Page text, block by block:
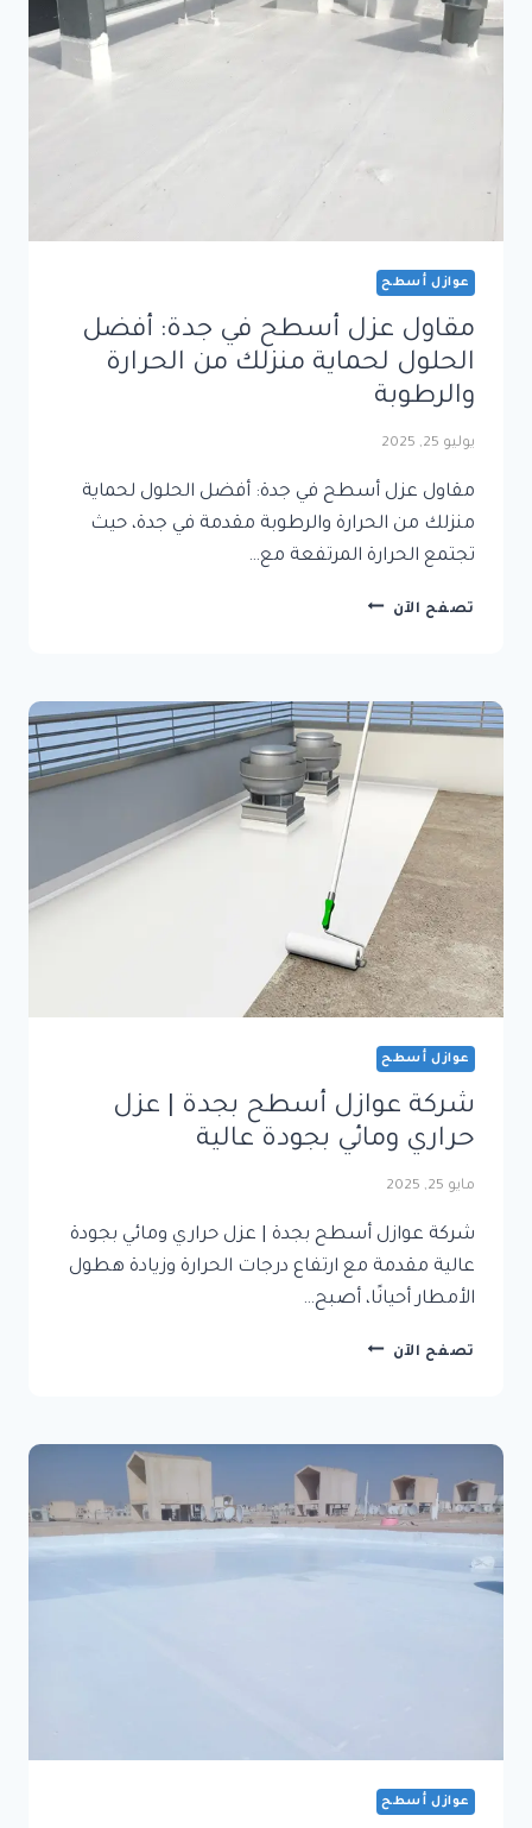
المباني
عوازل أسطح
مقاول عزل أسطح في جدة: أفضل
الحلول لحماية منزلك من الحرارة
والرطوبة
يوليو 25, 2025
مقاول عزل أسطح في جدة: أفضل الحلول لحماية
منزلك من الحرارة والرطوبة مقدمة في جدة، حيث
تجتمع الحرارة المرتفعة مع…
تصفح الآن مقاول
جدة:
أفضل
الحلول
لحماية
منزلك
الحرارة
والرطوبة
عوازل أسطح
شركة عوازل أسطح بجدة | عزل
حراري ومائي بجودة عالية
مايو 25, 2025
شركة عوازل أسطح بجدة | عزل حراري ومائي بجودة
عالية مقدمة مع ارتفاع درجات الحرارة وزيادة هطول
الأمطار أحيانًا، أصبح…
تصفح الآن شركة
|
حراري
ومائي
بجودة
عوازل أسطح